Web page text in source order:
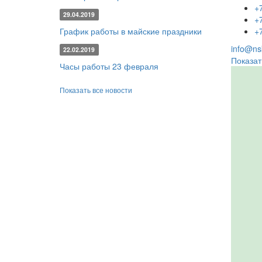
29.04.2019
График работы в майские праздники
22.02.2019
Часы работы 23 февраля
Показать все новости